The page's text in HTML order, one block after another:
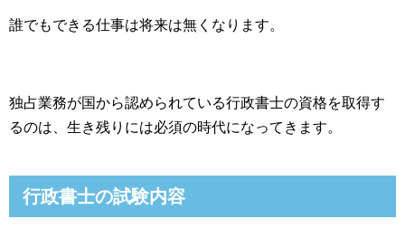
誰でもできる仕事は将来は無くなります。
独占業務が国から認められている行政書士の資格を取得す
るのは、生き残りには必須の時代になってきます。
行政書士の試験内容